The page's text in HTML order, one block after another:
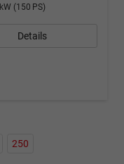
(150 PS)
Details
250